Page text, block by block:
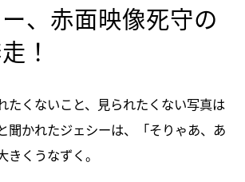
、赤面映像死守の
！
たくないこと、見られたくない写真は
聞かれたジェシーは、「そりゃあ、あ
きくうなずく。